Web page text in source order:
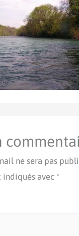
ne sera pas
avec *